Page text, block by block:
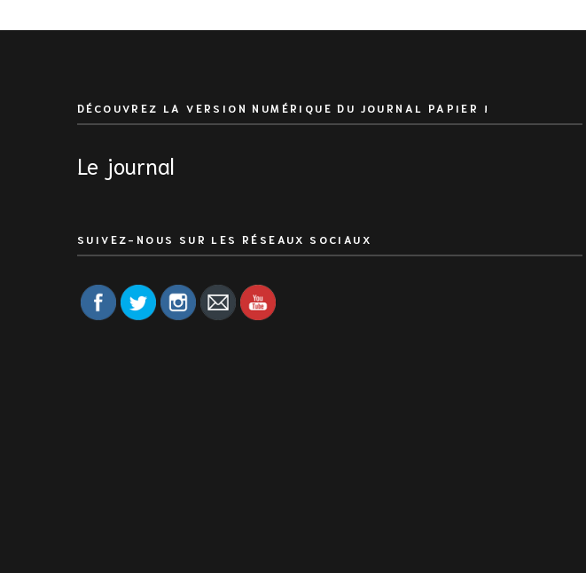
DÉCOUVREZ LA VERSION NUMÉRIQUE DU JOURNAL PAPIER !
Le journal
SUIVEZ-NOUS SUR LES RÉSEAUX SOCIAUX